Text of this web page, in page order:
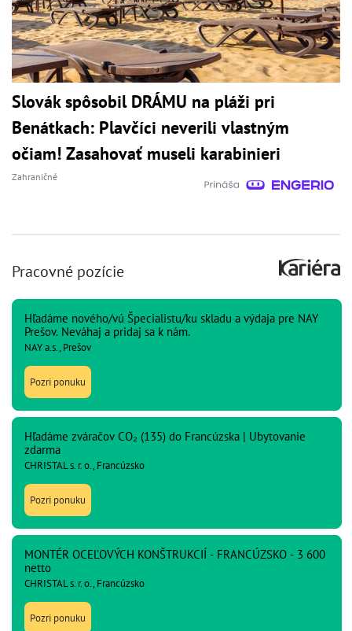
Slovák spôsobil DRÁMU na pláži pri
Benátkach: Plavčíci neverili vlastným
očiam! Zasahovať museli karabinieri
Zahraničné
Pracovné pozície
Hľadáme nového/vú Špecialistu/ku skladu a výdaja pre NAY
Prešov. Neváhaj a pridaj sa k nám.
NAY a.s., Prešov
Pozri ponuku
Hľadáme zváračov CO₂ (135) do Francúzska | Ubytovanie
zdarma
CHRISTAL s. r. o., Francúzsko
Pozri ponuku
MONTÉR OCEĽOVÝCH KONŠTRUKCIÍ - FRANCÚZSKO - 3 600
netto
CHRISTAL s. r. o., Francúzsko
Pozri ponuku